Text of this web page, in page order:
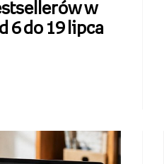
w
6 do 19 lipca